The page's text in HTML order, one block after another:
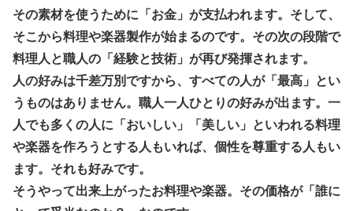
その素材を使うために「お金」が支払われます。そして、
そこから料理や楽器製作が始まるのです。その次の段階で
料理人と職人の「経験と技術」が再び発揮されます。
人の好みは千差万別ですから、すべての人が「最高」とい
うものはありません。職人一人ひとりの好みが出ます。一
人でも多くの人に「おいしい」「美しい」といわれる料理
や楽器を作ろうとする人もいれば、個性を尊重する人もい
ます。それも好みです。
そうやって出来上がったお料理や楽器。その価格が「誰に